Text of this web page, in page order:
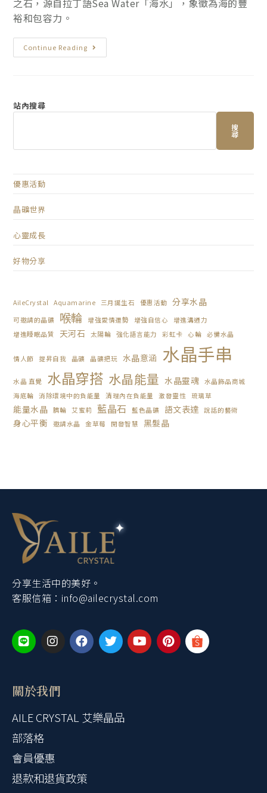
之石，源自拉丁語Sea Water「海水」，象徵為海的豐
裕和包容力。
Continue Reading
站內搜尋
搜
尋
優惠活動
晶礦世界
心靈成長
好物分享
AileCrystal Aquamarine 三月誕生石 優惠活動 分享水晶
可邀請的晶礦 喉輪 增強愛情運勢 增強自信心
增進溝通力
增進睡眠品質
天河石 太陽輪 強化語言能力 彩虹卡 心輪 必備水晶
情人節 提昇自我 晶礦 晶礦把玩 水晶意涵 水晶手串
水晶 直覺 水晶穿搭 水晶能量 水晶靈魂 水晶飾品商城
海底輪
消除環境中的負能量 清理內在負能量 激發靈性 琉璃草
能量水晶 臍輪 艾蜜莉 藍晶石 藍色晶礦 語文表達 說話的藝術
身心平衡 邀請水晶 金草莓 開發智慧 黑髮晶
分享生活中的美好。
客服信箱： info@ailecrystal.com
關於我們
AILE CRYSTAL 艾樂晶品
部落格
會員優惠
退款和退貨政策